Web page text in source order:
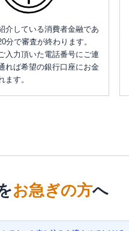
介している消費者金融であ
分で審査が終わります。
入力頂いた電話番号にご連
れば希望の銀行口座にお金
ます。
お急ぎの方へ